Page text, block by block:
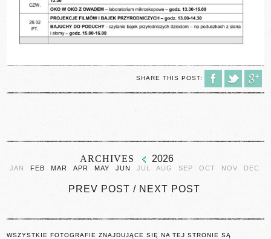
SHARE THIS POST:
ARCHIVES 2026
JAN FEB MAR APR MAY JUN JUL AUG SEP OCT NOV DEC
PREV POST / NEXT POST
WSZYSTKIE FOTOGRAFIE ZNAJDUJĄCE SIĘ NA TEJ STRONIE SĄ